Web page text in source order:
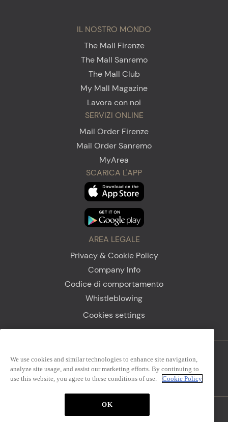
IL NOSTRO MONDO
The Mall Firenze
The Mall Sanremo
The Mall Club
My Mall Magazine
Lavora con noi
SERVIZI ONLINE
Mail Order Firenze
Mail Order Sanremo
MyArea
SCARICA L'APP
AREA LEGALE
Privacy & Cookie Policy
Company Info
Codice di comportamento
Whistleblowing
Cookies settings
Firenze Sanremo
The Mall Simon Luxury Outlets
We use cookies and similar technologies to enhance site navigation,
analyze site usage, and assist our marketing efforts. By continuing to
use this website, you agree to these conditions of use.
Cookie Policy
OK